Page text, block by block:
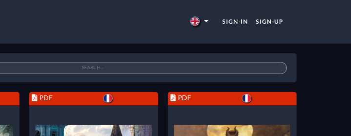
SIGN-IN SIGN-UP
PDF PDF